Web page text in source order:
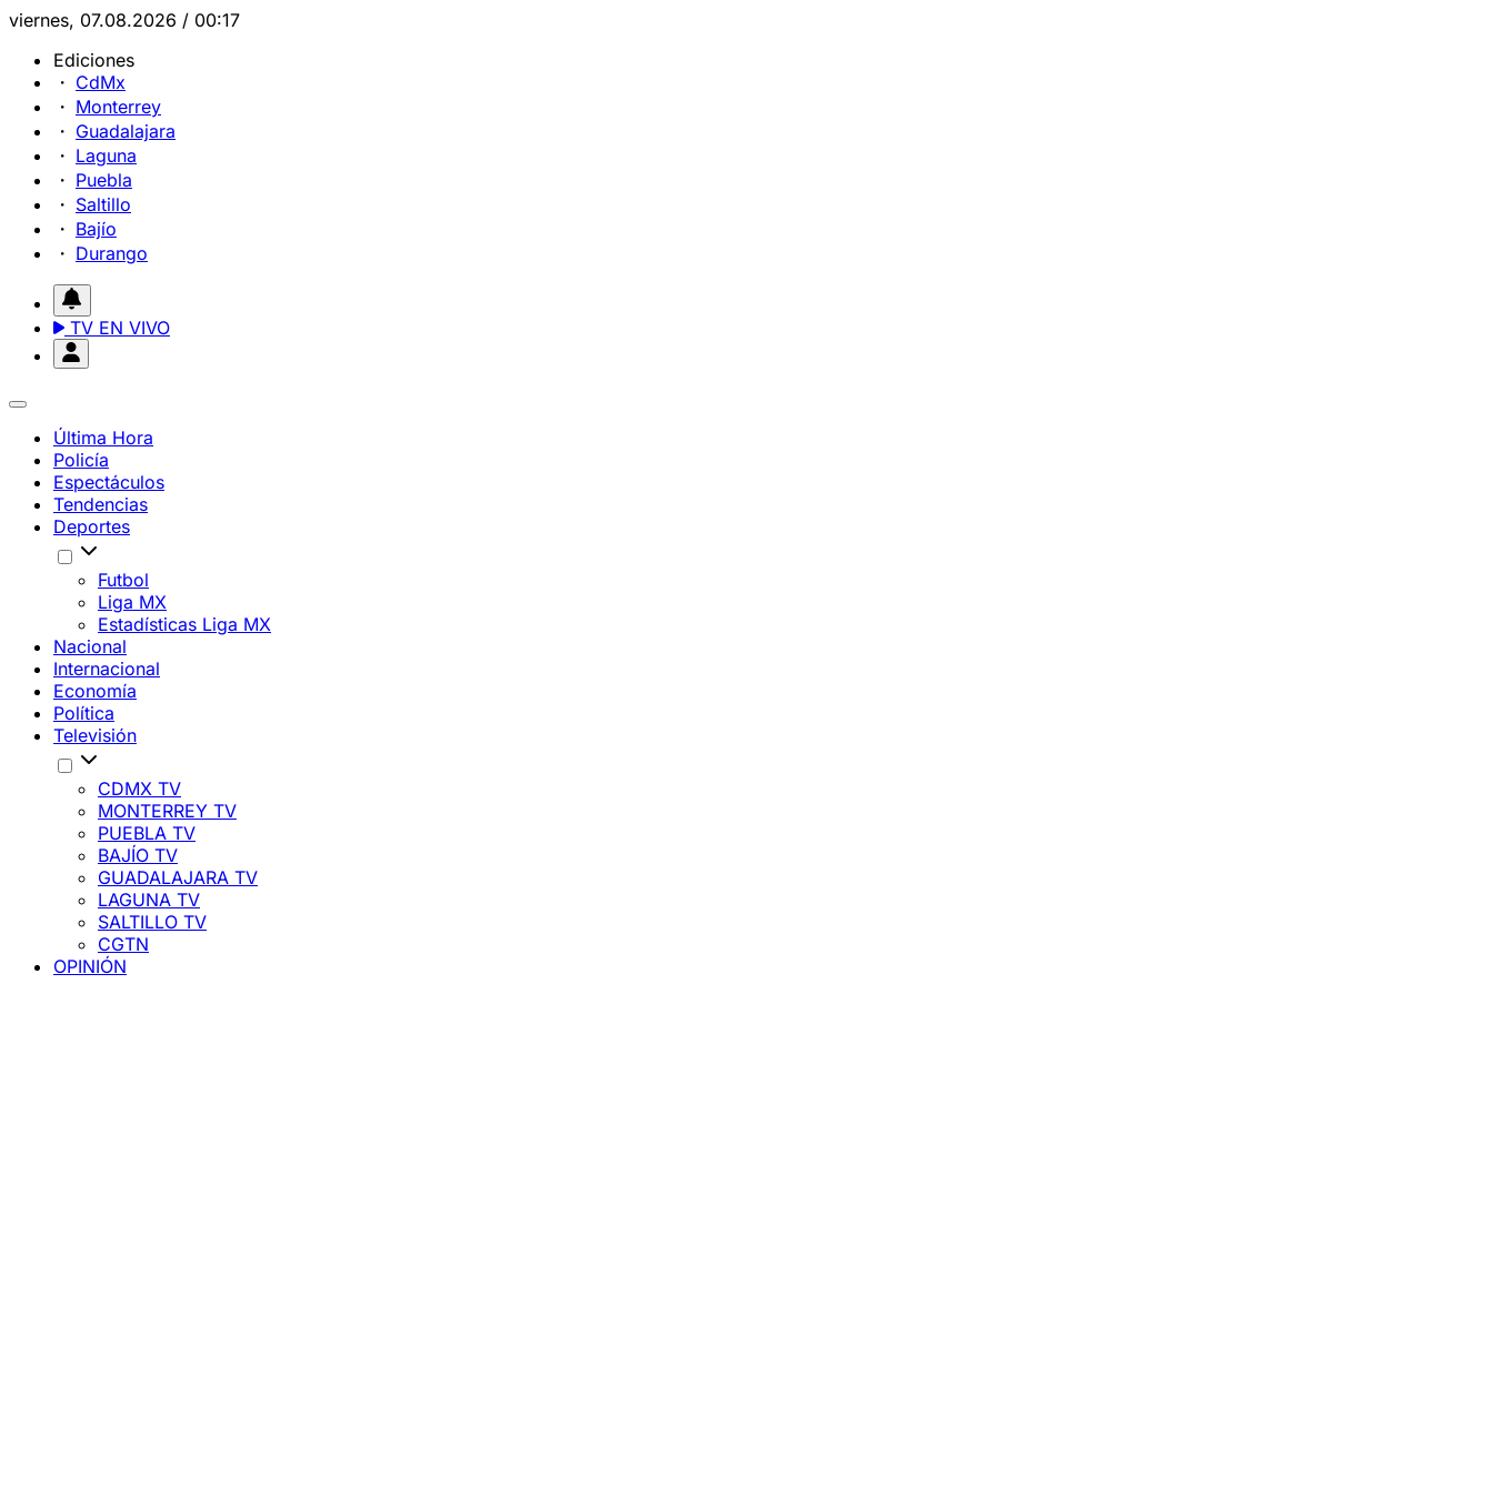
viernes, 07.08.2026 / 00:17
Ediciones
CdMx
Monterrey
Guadalajara
Laguna
Puebla
Saltillo
Bajío
Durango
TV EN VIVO
Última Hora
Policía
Espectáculos
Tendencias
Deportes
Futbol
Liga MX
Estadísticas Liga MX
Nacional
Internacional
Economía
Política
Televisión
CDMX TV
MONTERREY TV
PUEBLA TV
BAJÍO TV
GUADALAJARA TV
LAGUNA TV
SALTILLO TV
CGTN
OPINIÓN